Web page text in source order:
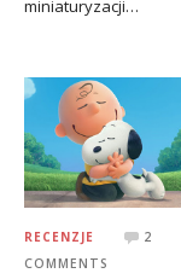
miniaturyzacji…
RECENZJE
2
COMMENTS